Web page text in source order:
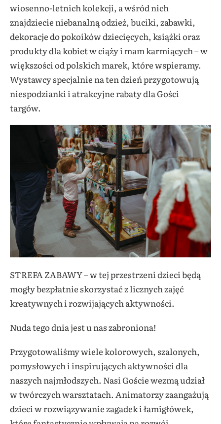
wiosenno-letnich kolekcji, a wśród nich
znajdziecie niebanalną odzież, buciki, zabawki,
dekoracje do pokoików dziecięcych, książki oraz
produkty dla kobiet w ciąży i mam karmiących – w
większości od polskich marek, które wspieramy.
Wystawcy specjalnie na ten dzień przygotowują
niespodzianki i atrakcyjne rabaty dla Gości
targów.
STREFA ZABAWY – w tej przestrzeni dzieci będą
mogły bezpłatnie skorzystać z licznych zajęć
kreatywnych i rozwijających aktywności.
Nuda tego dnia jest u nas zabroniona!
Przygotowaliśmy wiele kolorowych, szalonych,
pomysłowych i inspirujących aktywności dla
naszych najmłodszych. Nasi Goście wezmą udział
w twórczych warsztatach. Animatorzy zaangażują
dzieci w rozwiązywanie zagadek i łamigłówek,